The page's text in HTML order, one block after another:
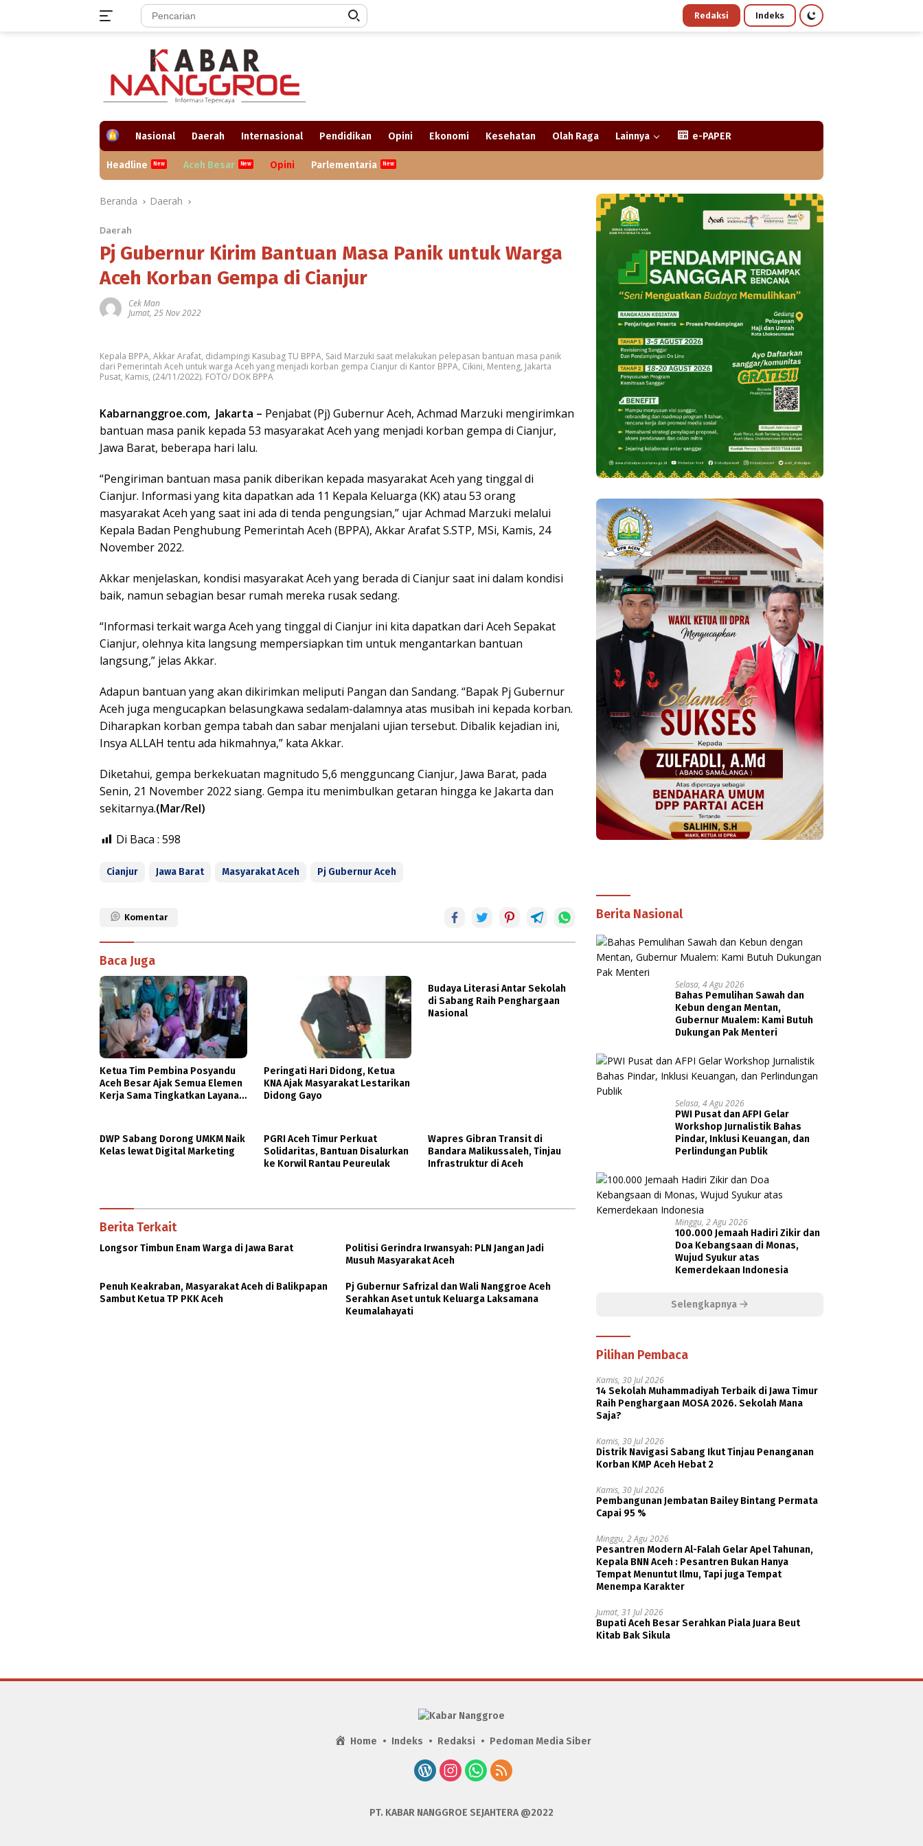
Redaksi Indeks
H
e
Nasional Daerah Internasional Pendidikan Opini Ekonomi Kesehatan Olah Raga Lainnya e-PAPER
Headline Aceh Besar Opini Parlementaria
Beranda Daerah
Daerah
Pj Gubernur Kirim Bantuan Masa Panik untuk Warga
Aceh Korban Gempa di Cianjur
Cek Man
Jumat, 25 Nov 2022
Kepala BPPA, Akkar Arafat, didampingi Kasubag TU BPPA, Said Marzuki saat melakukan pelepasan bantuan masa panik
dari Pemerintah Aceh untuk warga Aceh yang menjadi korban gempa Cianjur di Kantor BPPA, Cikini, Menteng, Jakarta
Pusat, Kamis, (24/11/2022). FOTO/ DOK BPPA
Kabarnanggroe.com, Jakarta – Penjabat (Pj) Gubernur Aceh, Achmad Marzuki mengirimkan
bantuan masa panik kepada 53 masyarakat Aceh yang menjadi korban gempa di Cianjur,
Jawa Barat, beberapa hari lalu.
“Pengiriman bantuan masa panik diberikan kepada masyarakat Aceh yang tinggal di
Cianjur. Informasi yang kita dapatkan ada 11 Kepala Keluarga (KK) atau 53 orang
masyarakat Aceh yang saat ini ada di tenda pengungsian,” ujar Achmad Marzuki melalui
Kepala Badan Penghubung Pemerintah Aceh (BPPA), Akkar Arafat S.STP, MSi, Kamis, 24
November 2022.
Akkar menjelaskan, kondisi masyarakat Aceh yang berada di Cianjur saat ini dalam kondisi
baik, namun sebagian besar rumah mereka rusak sedang.
“Informasi terkait warga Aceh yang tinggal di Cianjur ini kita dapatkan dari Aceh Sepakat
Cianjur, olehnya kita langsung mempersiapkan tim untuk mengantarkan bantuan
langsung,” jelas Akkar.
Adapun bantuan yang akan dikirimkan meliputi Pangan dan Sandang. “Bapak Pj Gubernur
Aceh juga mengucapkan belasungkawa sedalam-dalamnya atas musibah ini kepada korban.
Diharapkan korban gempa tabah dan sabar menjalani ujian tersebut. Dibalik kejadian ini,
Insya ALLAH tentu ada hikmahnya,” kata Akkar.
Diketahui, gempa berkekuatan magnitudo 5,6 mengguncang Cianjur, Jawa Barat, pada
Senin, 21 November 2022 siang. Gempa itu menimbulkan getaran hingga ke Jakarta dan
sekitarnya.(Mar/Rel)
Di Baca : 598
Cianjur Jawa Barat Masyarakat Aceh Pj Gubernur Aceh
Komentar
Baca Juga
Ketua Tim Pembina Posyandu
Aceh Besar Ajak Semua Elemen
Kerja Sama Tingkatkan Layanan
Peringati Hari Didong, Ketua
KNA Ajak Masyarakat Lestarikan
Didong Gayo
Budaya Literasi Antar Sekolah
di Sabang Raih Penghargaan
Nasional
DWP Sabang Dorong UMKM Naik
Kelas lewat Digital Marketing
PGRI Aceh Timur Perkuat
Solidaritas, Bantuan Disalurkan
ke Korwil Rantau Peureulak
Wapres Gibran Transit di
Bandara Malikussaleh, Tinjau
Infrastruktur di Aceh
Berita Terkait
Longsor Timbun Enam Warga di Jawa Barat
Politisi Gerindra Irwansyah: PLN Jangan Jadi
Musuh Masyarakat Aceh
Penuh Keakraban, Masyarakat Aceh di Balikpapan
Sambut Ketua TP PKK Aceh
Pj Gubernur Safrizal dan Wali Nanggroe Aceh
Serahkan Aset untuk Keluarga Laksamana
Keumalahayati
Berita Nasional
Selasa, 4 Agu 2026
Bahas Pemulihan Sawah dan
Kebun dengan Mentan,
Gubernur Mualem: Kami Butuh
Dukungan Pak Menteri
Selasa, 4 Agu 2026
PWI Pusat dan AFPI Gelar
Workshop Jurnalistik Bahas
Pindar, Inklusi Keuangan, dan
Perlindungan Publik
Minggu, 2 Agu 2026
100.000 Jemaah Hadiri Zikir dan
Doa Kebangsaan di Monas,
Wujud Syukur atas
Kemerdekaan Indonesia
Selengkapnya
Pilihan Pembaca
Kamis, 30 Jul 2026
14 Sekolah Muhammadiyah Terbaik di Jawa Timur
Raih Penghargaan MOSA 2026. Sekolah Mana
Saja?
Kamis, 30 Jul 2026
Distrik Navigasi Sabang Ikut Tinjau Penanganan
Korban KMP Aceh Hebat 2
Kamis, 30 Jul 2026
Pembangunan Jembatan Bailey Bintang Permata
Capai 95 %
Minggu, 2 Agu 2026
Pesantren Modern Al-Falah Gelar Apel Tahunan,
Kepala BNN Aceh : Pesantren Bukan Hanya
Tempat Menuntut Ilmu, Tapi juga Tempat
Menempa Karakter
Jumat, 31 Jul 2026
Bupati Aceh Besar Serahkan Piala Juara Beut
Kitab Bak Sikula
Home Indeks Redaksi Pedoman Media Siber
PT. KABAR NANGGROE SEJAHTERA @2022